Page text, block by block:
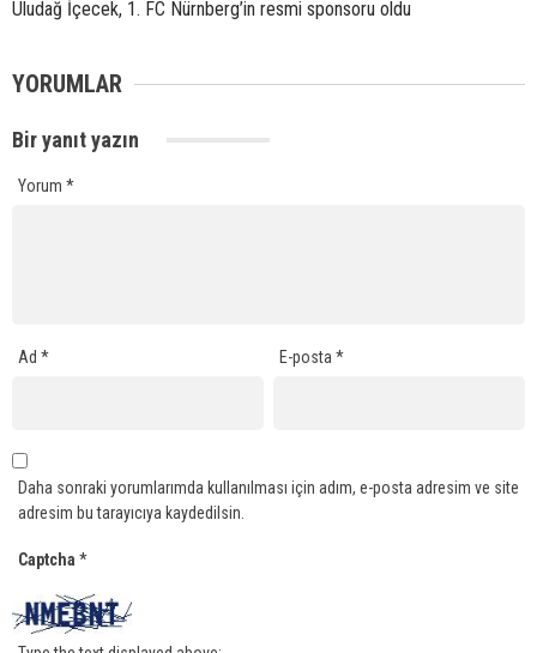
Uludağ İçecek, 1. FC Nürnberg’in resmi sponsoru oldu
YORUMLAR
Bir yanıt yazın
Yorum *
Ad * E-posta*
Daha sonraki yorumlarımda kullanılması için adım, e-posta adresim ve site
adresim bu tarayıcıya kaydedilsin.
Captcha *